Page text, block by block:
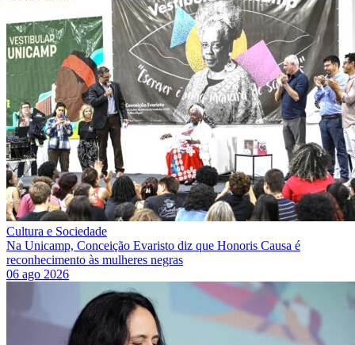
Cultura e Sociedade
Na Unicamp, Conceição Evaristo diz que Honoris Causa é
reconhecimento às mulheres negras
06 ago 2026